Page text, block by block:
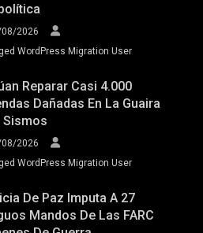
2026
WordPress Migration User
Reparar Casi 4.000
Dañadas En La Guaira
Sismos
2026
WordPress Migration User
De Paz Imputa A 27
Mandos De Las FARC